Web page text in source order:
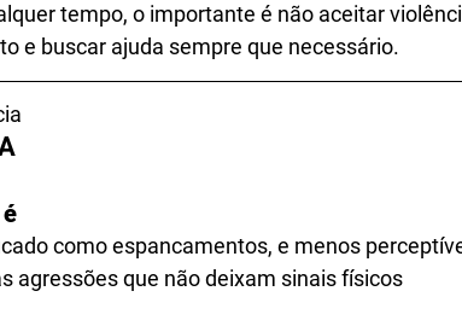
tempo, o importante é não aceitar
e buscar ajuda sempre que necessário.
como espancamentos, e menos
agressões que não deixam sinais físicos